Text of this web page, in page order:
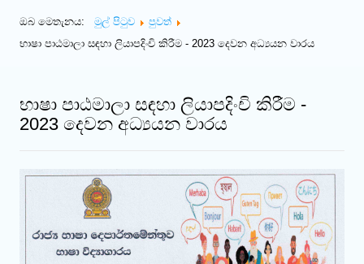
ඔබ මෙතැනය: මුල් පිටුව
පුවත්
භාෂා පාඨමාලා සඳහා ලියාපදිංචි කිරීම - 2023 දෙවන අධ්‍යයන වාරය
භාෂා පාඨමාලා සඳහා ලියාපදිංචි කිරීම -
2023 දෙවන අධ්‍යයන වාරය